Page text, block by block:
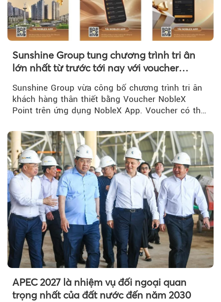
Sunshine Group tung chương trình tri ân
lớn nhất từ trước tới nay với voucher
NobleX Point cho khách hàng thân thiết
Sunshine Group vừa công bố chương trình tri ân
khách hàng thân thiết bằng Voucher NobleX
Point trên ứng dụng NobleX App. Voucher có thể
APEC 2027 là nhiệm vụ đối ngoại quan
trọng nhất của đất nước đến năm 2030